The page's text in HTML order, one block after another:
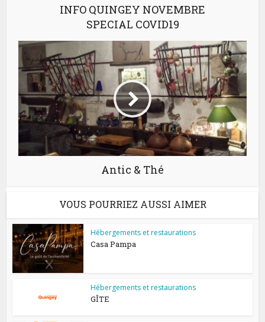
INFO QUINGEY NOVEMBRE
SPECIAL COVID19
Antic & Thé
VOUS POURRIEZ AUSSI AIMER
Hébergements et restaurations
Casa Pampa
Hébergements et restaurations
GÎTE